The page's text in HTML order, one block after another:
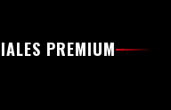
PREMIUM